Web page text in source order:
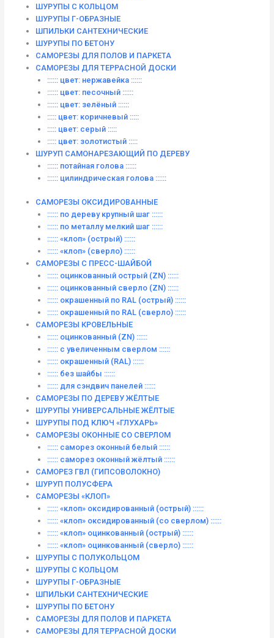
ШУРУПЫ С КОЛЬЦОМ
ШУРУПЫ Г-ОБРАЗНЫЕ
ШПИЛЬКИ САНТЕХНИЧЕСКИЕ
ШУРУПЫ ПО БЕТОНУ
САМОРЕЗЫ ДЛЯ ПОЛОВ И ПАРКЕТА
САМОРЕЗЫ ДЛЯ ТЕРРАСНОЙ ДОСКИ
:::::: цвет: нержавейка ::::::
:::::: цвет: песочный ::::::
:::::: цвет: зелёный ::::::
::::: цвет: коричневый :::::
::::: цвет: серый :::::
::::: цвет: золотистый :::::
ШУРУП САМОНАРЕЗАЮЩИЙ ПО ДЕРЕВУ
:::::: потайная голова ::::::
:::::: цилиндрическая голова ::::::
САМОРЕЗЫ ОКСИДИРОВАННЫЕ
:::::: по дереву крупный шаг ::::::
:::::: по металлу мелкий шаг ::::::
:::::: «клоп» (острый) ::::::
:::::: «клоп» (сверло) ::::::
САМОРЕЗЫ С ПРЕСС-ШАЙБОЙ
:::::: оцинкованный острый (ZN) ::::::
:::::: оцинкованный сверло (ZN) ::::::
:::::: окрашенный по RAL (острый) ::::::
:::::: окрашенный по RAL (сверло) ::::::
САМОРЕЗЫ КРОВЕЛЬНЫЕ
:::::: оцинкованный (ZN) ::::::
:::::: с увеличенным сверлом ::::::
:::::: окрашенный (RAL) ::::::
:::::: без шайбы ::::::
:::::: для сэндвич панелей ::::::
САМОРЕЗЫ ПО ДЕРЕВУ ЖЁЛТЫЕ
ШУРУПЫ УНИВЕРСАЛЬНЫЕ ЖЁЛТЫЕ
ШУРУПЫ ПОД КЛЮЧ «ГЛУХАРЬ»
САМОРЕЗЫ ОКОННЫЕ СО СВЕРЛОМ
:::::: саморез оконный белый ::::::
:::::: саморез оконный жёлтый ::::::
САМОРЕЗ ГВЛ (ГИПСОВОЛОКНО)
ШУРУП ПОЛУСФЕРА
САМОРЕЗЫ «КЛОП»
:::::: «клоп» оксидированный (острый) ::::::
:::::: «клоп» оксидированный (со сверлом) ::::::
:::::: «клоп» оцинкованный (острый) ::::::
:::::: «клоп» оцинкованный (сверло) ::::::
ШУРУПЫ С ПОЛУКОЛЬЦОМ
ШУРУПЫ С КОЛЬЦОМ
ШУРУПЫ Г-ОБРАЗНЫЕ
ШПИЛЬКИ САНТЕХНИЧЕСКИЕ
ШУРУПЫ ПО БЕТОНУ
САМОРЕЗЫ ДЛЯ ПОЛОВ И ПАРКЕТА
САМОРЕЗЫ ДЛЯ ТЕРРАСНОЙ ДОСКИ